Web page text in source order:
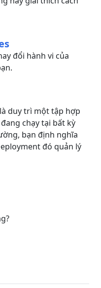
đổi hành vi của
duy trì một tập hợp
chạy tại bất kỳ
bạn định nghĩa
đó quản lý